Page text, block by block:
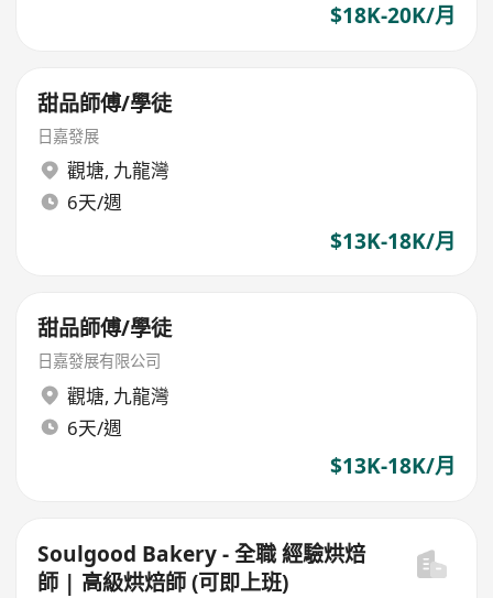
$18K-20K/月
甜品師傅/學徒
日嘉發展
觀塘, 九龍灣
6天/週
$13K-18K/月
甜品師傅/學徒
日嘉發展有限公司
觀塘, 九龍灣
6天/週
$13K-18K/月
Soulgood Bakery - 全職 經驗烘焙
師 | 高級烘焙師 (可即上班)